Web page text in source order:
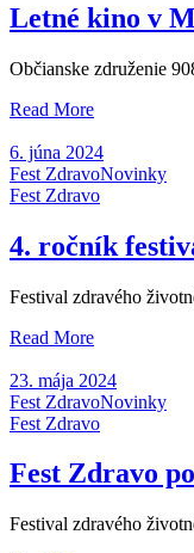
Letné kino v
Občianske združenie
Read More
6. júna 2024
Fest ZdravoNovinky
Fest Zdravo
4. ročník
Festival zdravého
Read More
23. mája 2024
Fest ZdravoNovinky
Fest Zdravo
Fest Zdravo
Festival zdravého